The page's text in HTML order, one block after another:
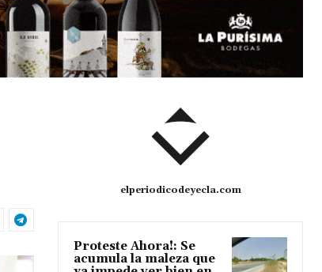
elperiodicodeyecla.com
Proteste Ahora!: Se
acumula la maleza que